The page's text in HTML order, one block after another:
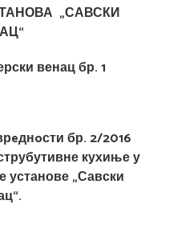
„САВСКИ
венац бр. 1
бр. 2/2016
кухиње у
установе „Савски